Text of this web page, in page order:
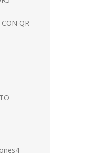
CON QR